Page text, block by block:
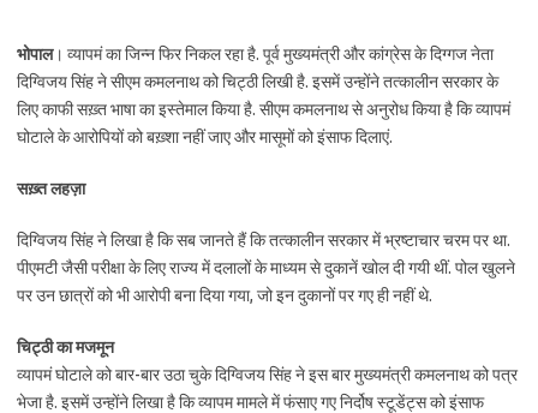
भोपाल। व्यापमं का जिन्न फिर निकल रहा है. पूर्व मुख्यमंत्री और कांग्रेस के दिग्गज नेता
दिग्विजय सिंह ने सीएम कमलनाथ को चिट्ठी लिखी है. इसमें उन्होंने तत्कालीन सरकार के
लिए काफी सख़्त भाषा का इस्तेमाल किया है. सीएम कमलनाथ से अनुरोध किया है कि व्यापमं
घोटाले के आरोपियों को बख़्शा नहीं जाए और मासूमों को इंसाफ दिलाएं.
सख़्त लहज़ा
दिग्विजय सिंह ने लिखा है कि सब जानते हैं कि तत्कालीन सरकार में भ्रष्टाचार चरम पर था.
पीएमटी जैसी परीक्षा के लिए राज्य में दलालों के माध्यम से दुकानें खोल दी गयी थीं. पोल खुलने
पर उन छात्रों को भी आरोपी बना दिया गया, जो इन दुकानों पर गए ही नहीं थे.
चिट्ठी का मजमून
व्यापमं घोटाले को बार-बार उठा चुके दिग्विजय सिंह ने इस बार मुख्यमंत्री कमलनाथ को पत्र
भेजा है. इसमें उन्होंने लिखा है कि व्यापम मामले में फंसाए गए निर्दोष स्टूडेंट्स को इंसाफ